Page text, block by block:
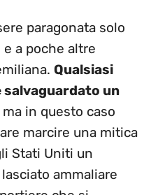
paragonata solo
e a poche altre
Qualsiasi
un
ma in questo caso
marcire una mitica
Stati Uniti un
ammaliare